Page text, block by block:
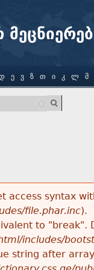
access syntax
file.phar.inc).
to "break".
includes/
string after
Ე Ვ Ზ Თ Ი Კ Ლ Მ